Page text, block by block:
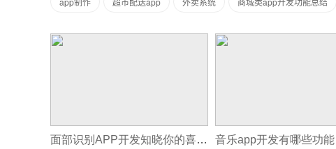
面部识别APP开发知晓你的喜怒哀乐 音乐app开发有哪些功能